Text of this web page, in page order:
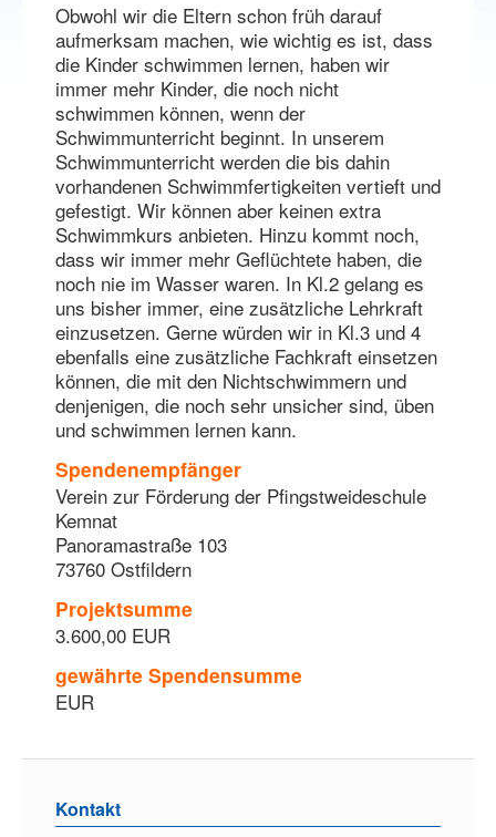
Obwohl wir die Eltern schon früh darauf
aufmerksam machen, wie wichtig es ist, dass
die Kinder schwimmen lernen, haben wir
immer mehr Kinder, die noch nicht
schwimmen können, wenn der
Schwimmunterricht beginnt. In unserem
Schwimmunterricht werden die bis dahin
vorhandenen Schwimmfertigkeiten vertieft und
gefestigt. Wir können aber keinen extra
Schwimmkurs anbieten. Hinzu kommt noch,
dass wir immer mehr Geflüchtete haben, die
noch nie im Wasser waren. In Kl.2 gelang es
uns bisher immer, eine zusätzliche Lehrkraft
einzusetzen. Gerne würden wir in Kl.3 und 4
ebenfalls eine zusätzliche Fachkraft einsetzen
können, die mit den Nichtschwimmern und
denjenigen, die noch sehr unsicher sind, üben
und schwimmen lernen kann.
Spendenempfänger
Verein zur Förderung der Pfingstweideschule
Kemnat
Panoramastraße 103
73760 Ostfildern
Projektsumme
3.600,00 EUR
gewährte Spendensumme
EUR
Kontakt